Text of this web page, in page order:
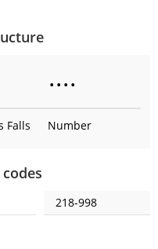
• • • •
Falls Number
218-998